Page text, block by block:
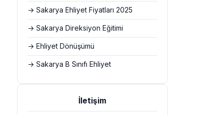
→ Sakarya Ehliyet Fiyatları 2025
→ Sakarya Direksiyon Eğitimi
→ Ehliyet Dönüşümü
→ Sakarya B Sınıfı Ehliyet
İletişim